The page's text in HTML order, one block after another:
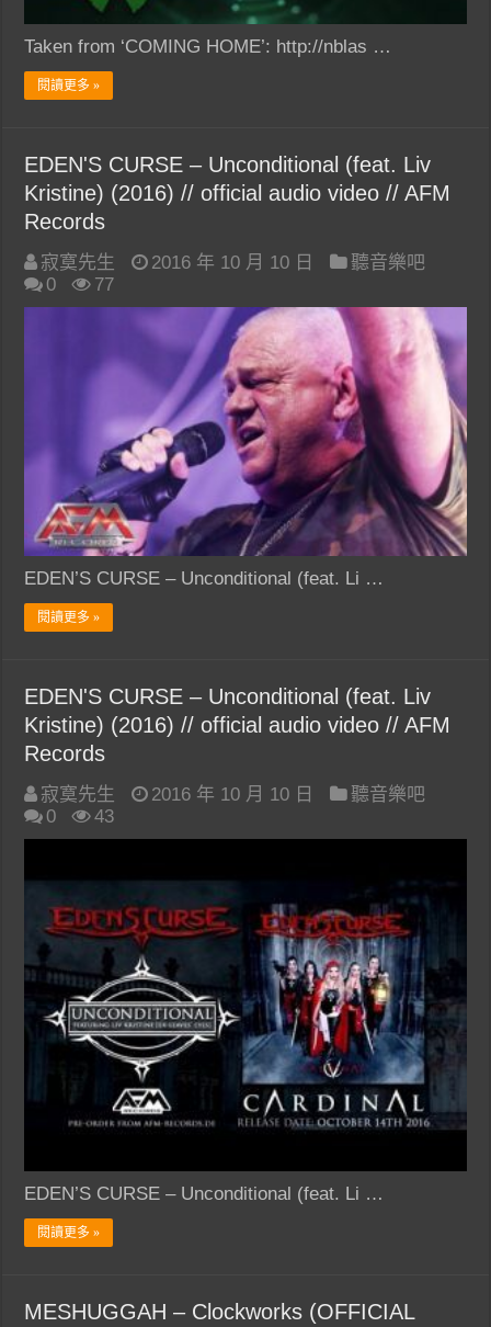
Taken from ‘COMING HOME’: http://nblas …
閱讀更多 »
EDEN'S CURSE – Unconditional (feat. Liv
Kristine) (2016) // official audio video // AFM
Records
寂寞先生 2016 年 10 月 10 日
聽音樂吧
0
77
EDEN’S CURSE – Unconditional (feat. Li …
閱讀更多 »
EDEN'S CURSE – Unconditional (feat. Liv
Kristine) (2016) // official audio video // AFM
Records
寂寞先生 2016 年 10 月 10 日
聽音樂吧
0
43
EDEN’S CURSE – Unconditional (feat. Li …
閱讀更多 »
MESHUGGAH – Clockworks (OFFICIAL